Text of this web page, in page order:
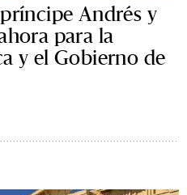
Andrés y
para la
y el Gobierno de